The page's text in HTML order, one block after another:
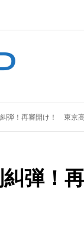
弾！再審開け！ 東京
糾弾！